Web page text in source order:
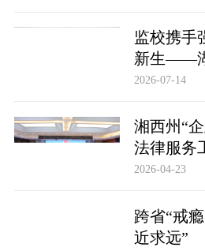
监校携手强本领
新生——
基层警察
2026-07-14
湘西州“
法律服务
2026-04-23
跨省“戒
近求远”